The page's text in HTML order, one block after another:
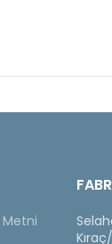
Metni